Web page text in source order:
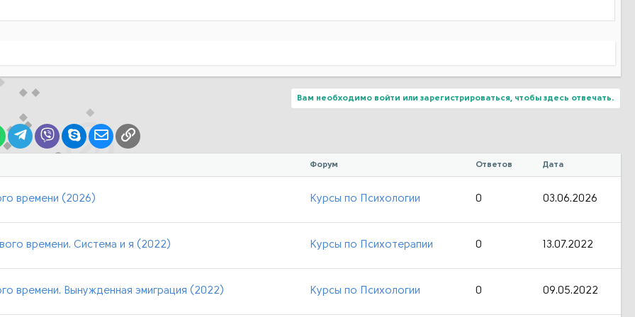
Вам необходимо войти или зарегистрироваться, чтобы здесь отвечать.
WhatsAppTelegram
Viber SkypeЭлектронная почта
Ссылка
Форум Ответов Дата
времени (2026) Курсы по Психологии 0 03.06.2026
времени. Система и я (2022) Курсы по Психотерапии 0 13.07.2022
времени. Вынужденная эмиграция (2022) Курсы по Психологии 0 09.05.2022